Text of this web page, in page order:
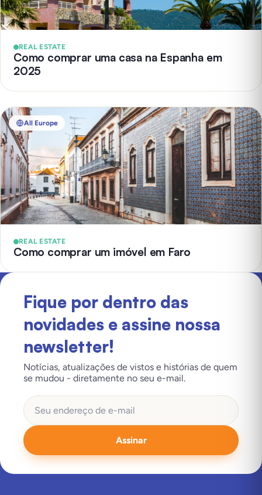
REAL ESTATE
Como comprar uma casa na Espanha em
2025
All Europe
REAL ESTATE
Como comprar um imóvel em Faro
Fique por dentro das
novidades e assine nossa
newsletter!
Notícias, atualizações de vistos e histórias de quem
se mudou - diretamente no seu e-mail.
Assinar